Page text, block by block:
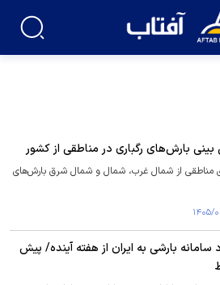
مناطقی از شمال غرب، شمال و شمال شرق بارش‌های
۱۴۰۵/۰۱/۲۱ / ورود سامانه بارشی به ایران از هفته آینده/ پیش